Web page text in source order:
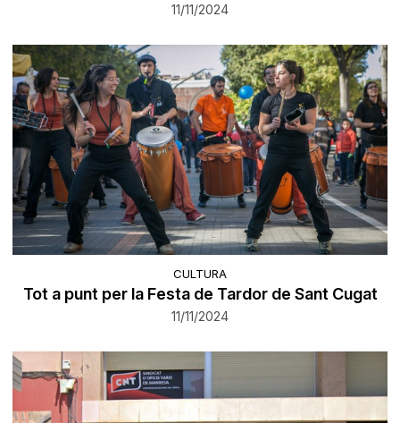
11/11/2024
CULTURA
Tot a punt per la Festa de Tardor de Sant Cugat
11/11/2024